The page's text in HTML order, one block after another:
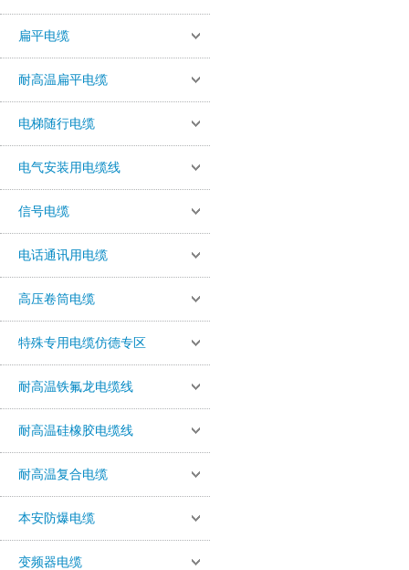
扁平电缆
耐高温扁平电缆
电梯随行电缆
电气安装用电缆线
信号电缆
电话通讯用电缆
高压卷筒电缆
特殊专用电缆仿德专区
耐高温铁氟龙电缆线
耐高温硅橡胶电缆线
耐高温复合电缆
本安防爆电缆
变频器电缆